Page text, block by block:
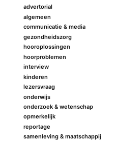
advertorial
algemeen
communicatie & media
gezondheidszorg
hooroplossingen
hoorproblemen
interview
kinderen
lezersvraag
onderwijs
onderzoek & wetenschap
opmerkelijk
reportage
samenleving & maatschappij